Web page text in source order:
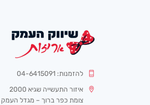
להזמנות: 04-6415091
איזור התעשייה שגיא 2000
צומת כפר ברוך – מגדל העמק